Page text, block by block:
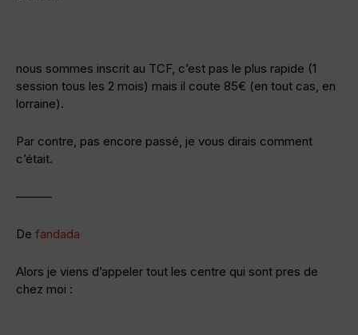
nous sommes inscrit au TCF, c’est pas le plus rapide (1
session tous les 2 mois) mais il coute 85€ (en tout cas, en
lorraine).
Par contre, pas encore passé, je vous dirais comment
c’était.
———
De fandada
Alors je viens d’appeler tout les centre qui sont pres de
chez moi :